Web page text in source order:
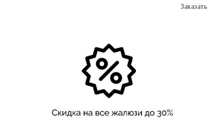
Заказать